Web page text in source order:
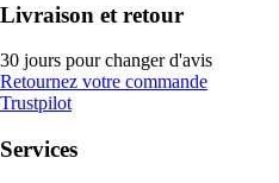
Livraison et retour
30 jours pour changer d'avis
Retournez votre commande
Trustpilot
Services